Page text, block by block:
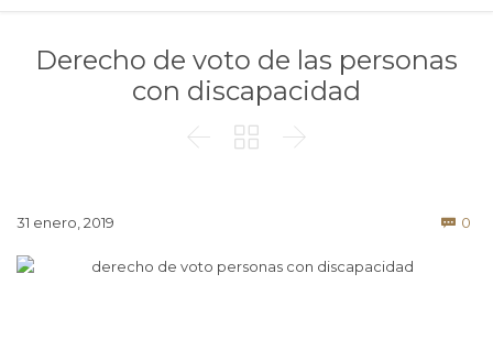
Derecho de voto de las personas
con discapacidad
  
31 enero, 2019  0